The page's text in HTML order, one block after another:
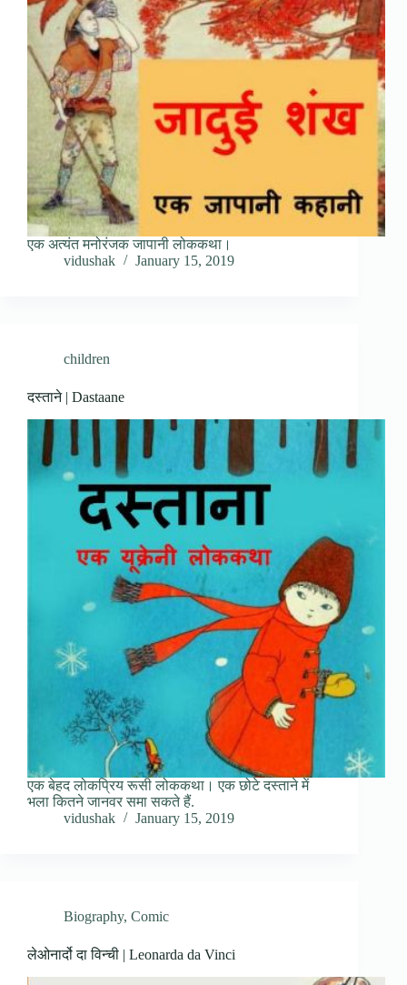
एक अत्यंत मनोरंजक जापानी लोककथा।
vidushak
January 15, 2019
children
दस्ताने | Dastaane
एक बेहद लोकप्रिय रूसी लोककथा। एक छोटे दस्ताने में
भला कितने जानवर समा सकते हैं.
vidushak
January 15, 2019
Biography, Comic
लेओनार्दो दा विन्ची | Leonarda da Vinci